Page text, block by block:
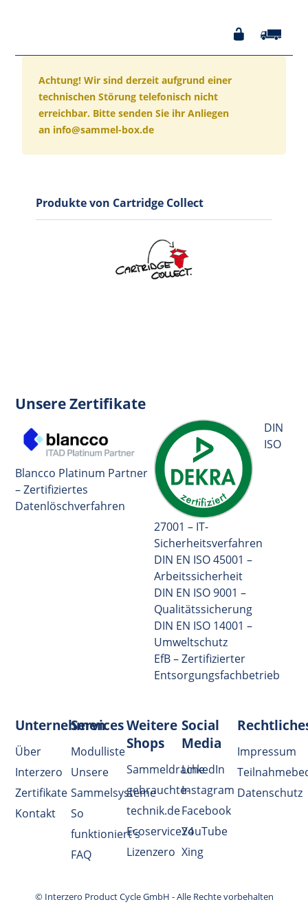
Achtung! Wir sind derzeit aufgrund einer
technischen Störung telefonisch nicht
erreichbar. Bitte senden Sie ihr Anliegen
an info@sammel-box.de
Produkte von Cartridge Collect
Unsere Zertifikate
Blancco Platinum Partner
– Zertifiziertes
Datenlöschverfahren
DIN
ISO
27001 – IT-
Sicherheitsverfahren
DIN EN ISO 45001 –
Arbeitssicherheit
DIN EN ISO 9001 –
Qualitätssicherung
DIN EN ISO 14001 –
Umweltschutz
EfB – Zertifizierter
Entsorgungsfachbetrieb
Unternehmen
Über
Interzero
Zertifikate
Kontakt
Services
Modulliste
Unsere
Sammelsysteme
So
funktioniert's
FAQ
Weitere
Shops
Sammeldrache
gebrauchte-
technik.de
Ecoservice24
Lizenzero
Social
Media
LinkedIn
Instagram
Facebook
YouTube
Xing
Impressum
Datenschutz
© Interzero Product Cycle GmbH - Alle Rechte vorbehalten